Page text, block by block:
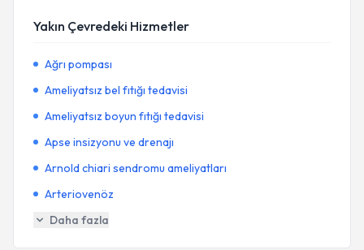
Yakın Çevredeki Hizmetler
Ağrı pompası
Ameliyatsız bel fıtığı tedavisi
Ameliyatsız boyun fıtığı tedavisi
Apse insizyonu ve drenajı
Arnold chiari sendromu ameliyatları
Arteriovenöz
Daha fazla